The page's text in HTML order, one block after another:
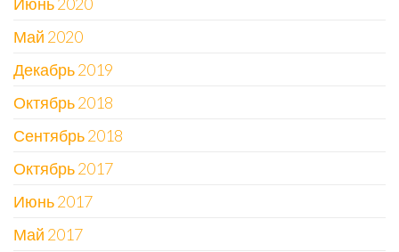
Май 2020
Декабрь 2019
Октябрь 2018
Сентябрь 2018
Октябрь 2017
Июнь 2017
Май 2017